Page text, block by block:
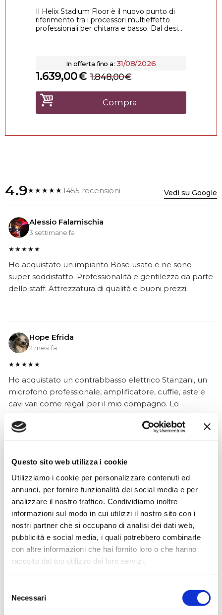
Questo sito web utilizza i cookie
Utilizziamo i cookie per personalizzare contenuti ed
annunci, per fornire funzionalità dei social media e per
analizzare il nostro traffico. Condividiamo inoltre
informazioni sul modo in cui utilizzi il nostro sito con i
nostri partner che si occupano di analisi dei dati web,
pubblicità e social media, i quali potrebbero combinarle
con altre informazioni che hai fornito loro o che hanno
raccolto dal tuo utilizzo dei loro servizi.
delNecessari
Il Helix Stadium Floor è il nuovo punto di
riferimento tra i processori multieffetto
professionali per chitarra e basso. Dal desi...
In offerta fino a: 31/08/2026
€
1.639,00 €
1.848,00
Compra
4.9★★★★★1455 recensioni Vedi su Google
Alessio Falamischia
3 settimane fa
★★★★★
Ho acquistato un impianto Bose usato e ne sono
super soddisfatto. Professionalità e gentilezza da parte
dello staff. Attrezzatura di qualità e buoni prezzi.
Hope Efrida
2 mesi fa
★★★★★
Ho acquistato un contrabbasso elettrico Stanzani, un
microfono professionale, amplificatore, cuffie, aste e
cavi vari come regali per il mio compagno. Lo
strumento è a dir poco meraviglioso e il resto dei
prodotti è di alto livello. I venditori son..
Simone Gasparoni
un mese fa
★★★★★
Ottima esperienza d’acquisto. Comunicazione
puntuale e cordiale, spedizione rapida e prodotti
effettivamente disponibili come indicato sul sito, senza
sorprese o ritardi. Servizio affidabile e professionale.
Negozio assolutamente consigliato, acqui..